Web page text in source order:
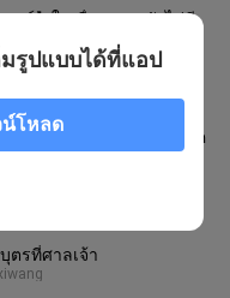
ยม์】ในเรื่องความรักไม่มี
v_official
กัดไปหนึ่งคำ กลายเป็นโรค
ปแล้ว ทำยังไงดี”
ตรที่ศาลเจ้า
รูปแบบได้ที่แอป
น์โหลด